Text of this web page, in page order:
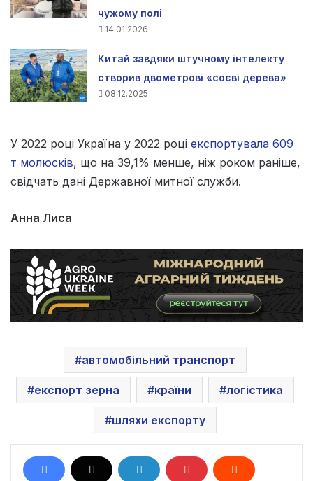
чужому полі
14.01.2026
Китай завдяки штучному інтелекту
створив двометрові «соєві дерева»
08.12.2025
У 2022 році Україна у 2022 році експортувала 609
т молюсків, що на 39,1% менше, ніж роком раніше,
свідчать дані Державної митної служби.
Анна Лиса
автомобільний транспорт
експорт зерна країни логістика
шляхи експорту